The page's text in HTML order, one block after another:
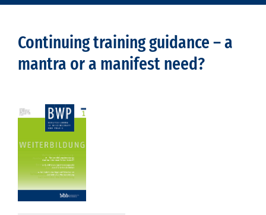
Continuing training guidance – a
mantra or a manifest need?